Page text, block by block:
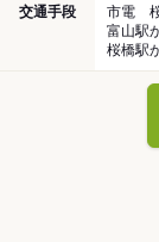
交通手段
市電
富山駅
桜橋駅